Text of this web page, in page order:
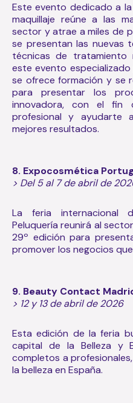
Este evento dedicado a
maquillaje reúne a las
sector y atrae a miles de
se presentan las nuevas
técnicas de tratamiento
este evento
se ofrece formación y se
para presentar los
innovadora, con el fin
profesional y ayudarte
mejores resultados.
8. Expocosmética
> Del 5 al 7 de abril de
La feria internacional
Peluquería reunirá al
29º edición para
promover los negocios
9. Beauty Contact
> 12 y 13 de abril de 2026
Esta edición de la feria
capital de la Belleza y
completos a
la belleza en España.